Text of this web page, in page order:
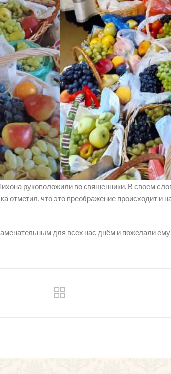
рукоположили во священники. В своем
отметил, что это преображение происходит и
для всех нас днём и пожелали ему